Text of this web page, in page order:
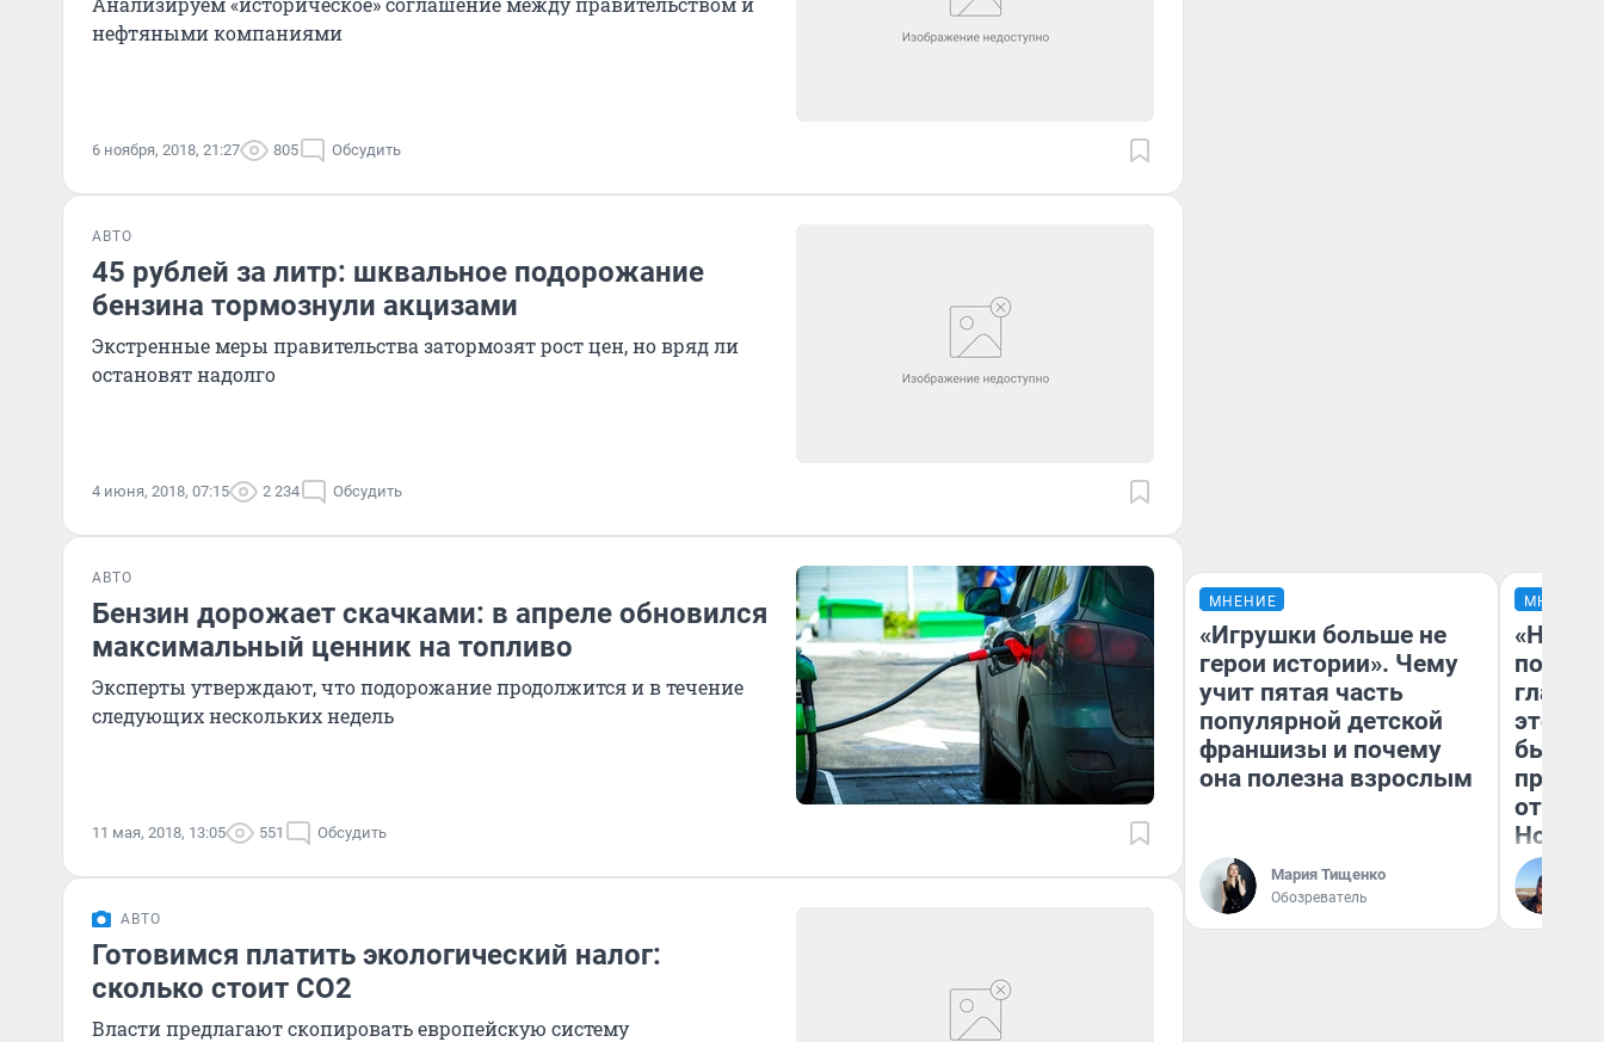
нефтяными компаниями
6 ноября, 2018, 21:27 805 Обсудить
АВТО
45 рублей за литр: шквальное подорожание
бензина тормознули акцизами
Экстренные меры правительства затормозят рост цен, но вряд ли
остановят надолго
4 июня, 2018, 07:15 2 234 Обсудить
АВТО
Бензин дорожает скачками: в апреле обновился
максимальный ценник на топливо
Эксперты утверждают, что подорожание продолжится и в течение
следующих нескольких недель
11 мая, 2018, 13:05 551 Обсудить
АВТО
Готовимся платить экологический налог:
сколько стоит СО2
Власти предлагают скопировать европейскую систему
МНЕНИЕ
«Игрушки больше не
герои истории». Чему
учит пятая часть
популярной детской
франшизы и почему
она полезна взрослым
Мария Тищенко
Обозреватель
МНЕНИЕ
этого
бьет
отзыв
Нолана